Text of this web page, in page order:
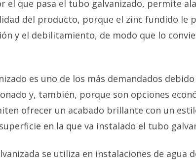
el que pasa el tubo galvanizado, permite
del producto, porque el zinc fundido le
y el debilitamiento, de modo que lo
es uno de los más demandados
y, también, porque son opciones
ofrecer un acabado brillante con un
en la que va instalado el tubo
se utiliza en instalaciones de agua